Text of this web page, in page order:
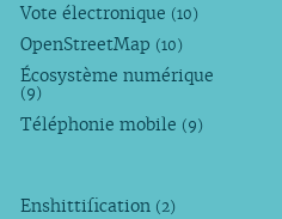
Vote électronique (10)
OpenStreetMap (10)
Écosystème numérique
(9)
Téléphonie mobile (9)
Enshittification (2)